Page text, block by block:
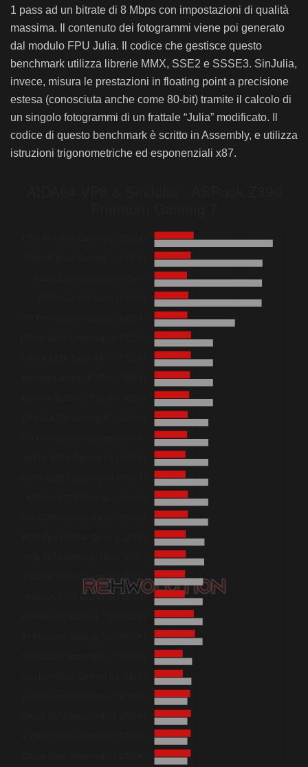
ASRock Fatal1ty X399 Professional Gaming (1920X)
ASRock Fatal1ty X370 Professional Gaming (1800X)
ASRock Fatal1ty AB350 Gaming K4 (1800X)
ASRock Fatal1ty X370 Gaming K4 (1800X)
ASRock X370 Killer SLI (1800X)
ASRock Fatal1ty X370 Gaming-ITX/ac (1800X)
ASRock Fatal1ty X470 Gaming K4 (2700)
ASRock Fatal1ty AB350 Gaming K4 (1600)
ASRock X299 Taichi XE (i9 7920X)
ASRock X299 Extreme4 (i9 7920X)
ASRock Fatal1ty X299 Professional Gaming i9 XE (i9 7920X)
ASRock X299E-ITX/ac (i9 7920X)
ASRock Z390 Phantom Gaming 7 (i9 9900K)
ASRock Z390 Phantom Gaming 9 (i9 9900K)
ASRock Fatal1ty AB350 Gaming K4 (1400)
ASRock Z390 Taichi Ultimate (i7 8700K)
ASRock Z390 Phantom Gaming-ITX/ac (i7 8700K)
ASRock Z390 Extreme4 (i7 8700K)
ASRock Fatal1ty Z370 Gaming-ITX/ac (i7 8700K)
ASRock Z370 Taichi (i7 8700K)
ASRock Z370 Extreme4 (i7 8700K)
ASRock H370M-ITX/ac (i7 8700K)
ASRock Fatal1ty X99 Professional Gaming i7 (i7 5960X)
ASRock X299 Taichi (i5 7640X)
ASRock Fatal1ty X299 Professional Gaming i9 (i5 7640X)
ASRock X299 Killer SLI/ac (i5 7640X)
ASRock 990FX Extreme3 (AMD FX-8350)
1 pass ad un bitrate di 8 Mbps con impostazioni di qualità
massima. Il contenuto dei fotogrammi viene poi generato
dal modulo FPU Julia. Il codice che gestisce questo
benchmark utilizza librerie MMX, SSE2 e SSSE3. SinJulia,
invece, misura le prestazioni in floating point a precisione
estesa (conosciuta anche come 80-bit) tramite il calcolo di
un singolo fotogrammi di un frattale “Julia” modificato. Il
codice di questo benchmark è scritto in Assembly, e utilizza
istruzioni trigonometriche ed esponenziali x87.